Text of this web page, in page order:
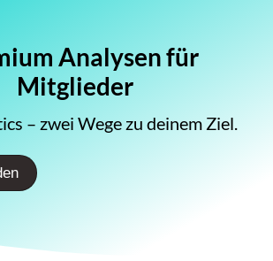
Analysen für
Mitglieder
– zwei Wege zu deinem Ziel.